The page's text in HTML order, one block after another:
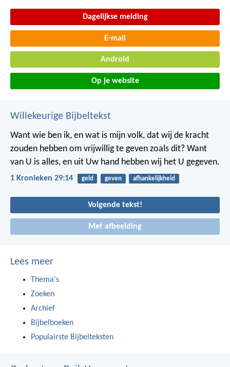
Dagelijkse melding
E-mail
Android
Op je website
Willekeurige Bijbeltekst
Want wie ben ik, en wat is mijn volk, dat wij de kracht
zouden hebben om vrijwillig te geven zoals dit? Want
van U is alles, en uit Uw hand hebben wij het U gegeven.
1 Kronieken 29:14 geld geven afhankelijkheid
Volgende tekst!
Met afbeelding
Lees meer
Thema's
Zoeken
Archief
Bijbelboeken
Populairste Bijbelteksten